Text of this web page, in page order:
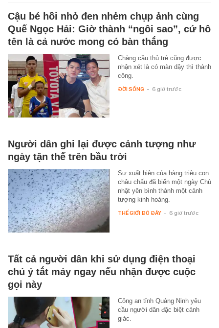
Cậu bé hồi nhỏ đen nhẻm chụp ảnh cùng
Quế Ngọc Hải: Giờ thành “ngôi sao”, cứ hô
tên là cả nước mong có bàn thắng
Chàng cầu thủ trẻ cũng được
nhận xét là có màn dậy thì thành
công.
ĐỜI SỐNG - 6 giờ trước
Người dân ghi lại được cảnh tượng như
ngày tận thế trên bầu trời
Sự xuất hiện của hàng triệu con
châu chấu đã biến một ngày Chủ
nhật yên bình thành một cảnh
tượng kinh hoàng.
THẾ GIỚI ĐÓ ĐÂY - 6 giờ trước
Tất cả người dân khi sử dụng điện thoại
chú ý tắt máy ngay nếu nhận được cuộc
gọi này
Công an tỉnh Quảng Ninh yêu
cầu người dân đặc biệt cảnh
giác.